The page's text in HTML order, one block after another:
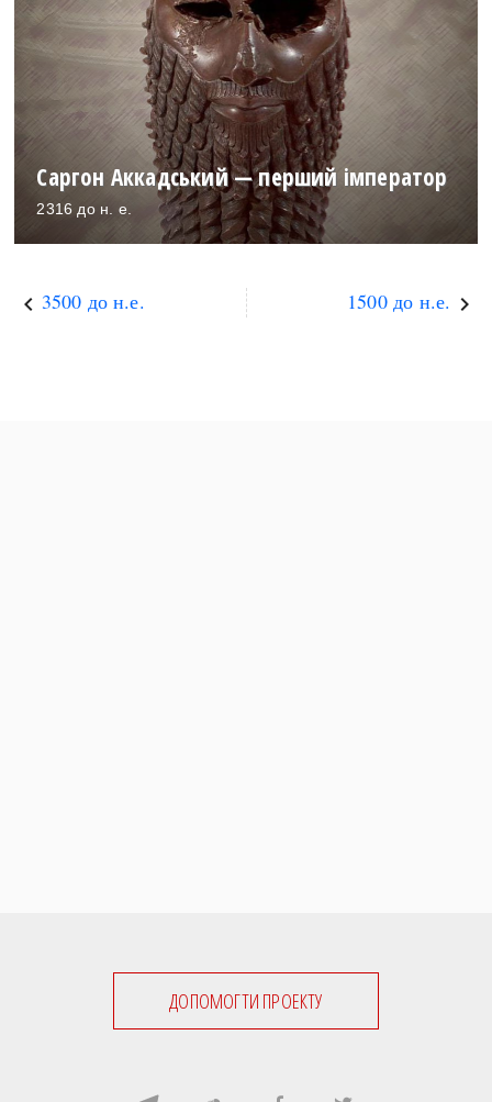
Саргон Аккадський — перший імператор
2316 до н. е.
keyboard_arrow_left 3500 до н.е. 1500 до н.е. keyboard_arrow_right
ДОПОМОГТИ ПРОЕКТУ